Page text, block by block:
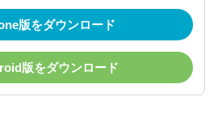
版をダウンロード
版をダウンロード